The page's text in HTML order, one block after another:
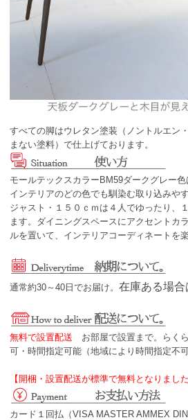
すべての脚はウレタン塗装（ノントルエン
まない塗料）で仕上げております。
モールテックスカラーBM59ダークグレー
インテリアのどの色でも馴染む取り込みや
ジャスト・１５０ｃｍは４人でゆったり、
ます。ダイニングスペースにアクセントカ
ルを置いて、インテリアコーディネートを
通常約30～40日でお届け。 在庫ある場合
無料で設置配送 お部屋で設置まで。らく
可・時間指定可能（地域により時間指定不可
【開梱・設置配送が標準で無料となりました
カード１回払（VISA MASTER AMMEX